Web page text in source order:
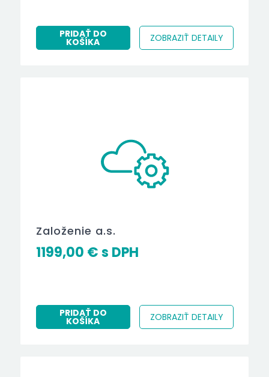
PRIDAŤ DO
KOŠÍKA ZOBRAZIŤ DETAILY
Založenie a.s.
1199,00 €
PRIDAŤ DO
KOŠÍKA ZOBRAZIŤ DETAILY